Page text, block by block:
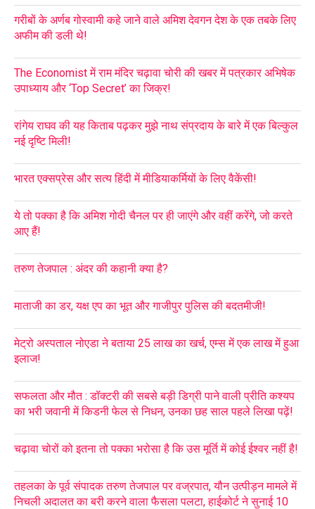
गरीबों के अर्णब गोस्वामी कहे जाने वाले अमिश देवगन देश के एक तबके लिए
अफीम की डली थे!
The Economist में राम मंदिर चढ़ावा चोरी की खबर में पत्रकार अभिषेक
उपाध्याय और ‘Top Secret’ का जिक्र!
रांगेय राघव की यह किताब पढ़कर मुझे नाथ संप्रदाय के बारे में एक बिल्कुल
नई दृष्टि मिली!
भारत एक्सप्रेस और सत्य हिंदी में मीडियाकर्मियों के लिए वैकेंसी!
ये तो पक्का है कि अमिश गोदी चैनल पर ही जाएंगे और वहीं करेंगे, जो करते
आए हैं!
तरुण तेजपाल : अंदर की कहानी क्या है?
माताजी का डर, यक्ष एप का भूत और गाजीपुर पुलिस की बदतमीजी!
मेट्रो अस्पताल नोएडा ने बताया 25 लाख का खर्च, एम्स में एक लाख में हुआ
इलाज!
सफलता और मौत : डॉक्टरी की सबसे बड़ी डिग्री पाने वाली प्रीति कश्यप
का भरी जवानी में किडनी फेल से निधन, उनका छह साल पहले लिखा पढ़ें!
चढ़ावा चोरों को इतना तो पक्का भरोसा है कि उस मूर्ति में कोई ईश्वर नहीं है!
तहलका के पूर्व संपादक तरुण तेजपाल पर वज्रपात, यौन उत्पीड़न मामले में
निचली अदालत का बरी करने वाला फैसला पलटा, हाईकोर्ट ने सुनाई 10